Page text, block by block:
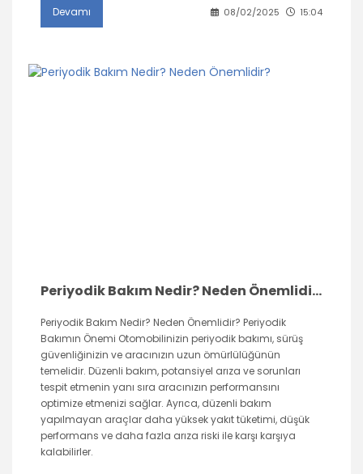
Devamı 08/02/2025 15:04
Periyodik Bakım Nedir? Neden Önemlidir?
Periyodik Bakım Nedir? Neden Önemlidir? Periyodik
Bakımın Önemi Otomobilinizin periyodik bakımı, sürüş
güvenliğinizin ve aracınızın uzun ömürlülüğünün
temelidir. Düzenli bakım, potansiyel arıza ve sorunları
tespit etmenin yanı sıra aracınızın performansını
optimize etmenizi sağlar. Ayrıca, düzenli bakım
yapılmayan araçlar daha yüksek yakıt tüketimi, düşük
performans ve daha fazla arıza riski ile karşı karşıya
kalabilirler.